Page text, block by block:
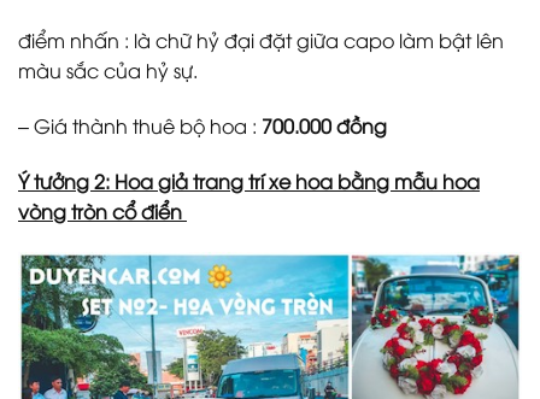
điểm nhấn : là chữ hỷ đại đặt giữa capo làm bật lên
màu sắc của hỷ sự.
– Giá thành thuê bộ hoa : 700.000 đồng
Ý tưởng 2: Hoa giả trang trí xe hoa bằng mẫu hoa
vòng tròn cổ điển